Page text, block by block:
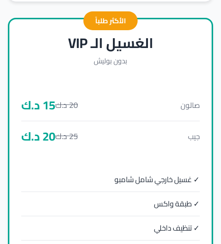
الأكثر طلباً
الغسيل الـ VIP
بدون بوليش
صالون 20د.ك15د.ك
جيب 25د.ك20د.ك
✓ غسيل خارجي شامل شامبو
✓ طبقة واكس
✓ تنظيف داخلي